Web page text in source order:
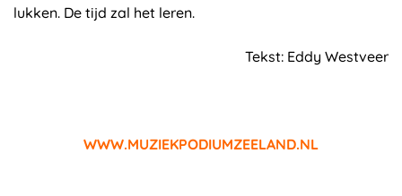
lukken. De tijd zal het leren.
Tekst: Eddy Westveer
WWW.MUZIEKPODIUMZEELAND.NL